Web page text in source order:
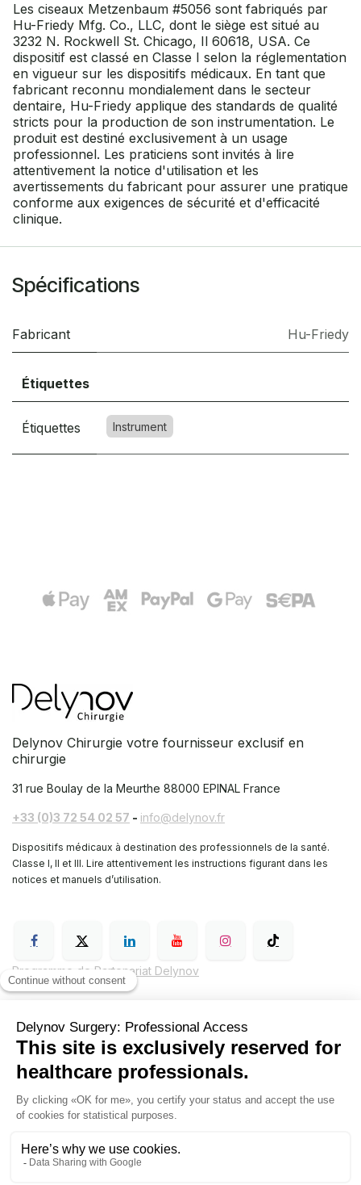
Les ciseaux Metzenbaum #5056 sont fabriqués par
Hu-Friedy Mfg. Co., LLC, dont le siège est situé au
3232 N. Rockwell St. Chicago, Il 60618, USA. Ce
dispositif est classé en Classe I selon la réglementation
en vigueur sur les dispositifs médicaux. En tant que
fabricant reconnu mondialement dans le secteur
dentaire, Hu-Friedy applique des standards de qualité
stricts pour la production de son instrumentation. Le
produit est destiné exclusivement à un usage
professionnel. Les praticiens sont invités à lire
attentivement la notice d'utilisation et les
avertissements du fabricant pour assurer une pratique
conforme aux exigences de sécurité et d'efficacité
clinique.
Spécifications
Fabricant Hu-Friedy
Étiquettes
Étiquettes Instrument
Delynov Chirurgie votre fournisseur exclusif en
chirurgie
31 rue Boulay de la Meurthe 88000 EPINAL France
+33 (0)3 72 54 02 57 - info@delynov.fr
Dispositifs médicaux à destination des professionnels de la santé.
Classe I, II et III. Lire attentivement les instructions figurant dans les
notices et manuels d’utilisation.
Programme de Partenariat Delynov
Conditions générales de vente (CGV)
Mentions légales
Politique de confidentialité de Delynov Chirurgie
Hyginov
Sutures